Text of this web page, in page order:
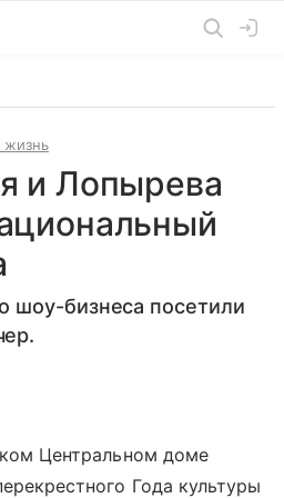
жизнь
и Лопырева
шоу-бизнеса посетили
Центральном доме
Года культуры